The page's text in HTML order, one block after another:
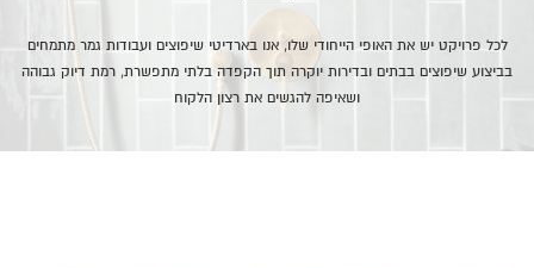
לכל פרויקט יש את האופי הייחודי שלו, אנו בארדיטי שיפוצים ועבודות גמר מתמחים
בביצוע שיפוצים בבתים ובדירות יוקרה תוך הקפדה בלתי מתפשרת, רמת דיוק גבוהה
ושאיפה להגשים את רצון הלקוח